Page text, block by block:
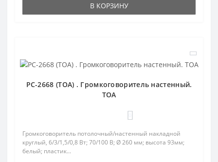
В КОРЗИНУ
PC-2668 (TOA) . Громкоговоритель настенный.
TOA
Громкоговоритель потолочный/настенный накладной
круглый, 6/3/1,5/0,8 Вт; 70/100 В; Ø 260 мм; высота 93мм;
белый; пластик...